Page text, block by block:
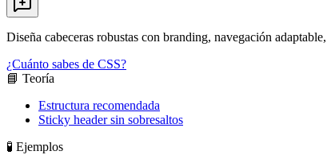
Diseña cabeceras robustas con branding, navegación
¿Cuánto sabes de CSS?
📘 Teoría
Estructura recomendada
Sticky header sin sobresaltos
🧪 Ejemplos